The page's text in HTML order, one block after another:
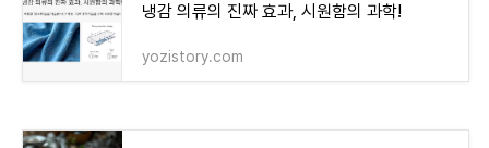
냉감 의류의 진짜 효과, 시원함의 과학!
yozistory.com